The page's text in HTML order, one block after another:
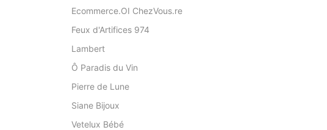
Ecommerce.OI ChezVous.re
Feux d'Artifices 974
Lambert
Ô Paradis du Vin
Pierre de Lune
Siane Bijoux
Vetelux Bébé